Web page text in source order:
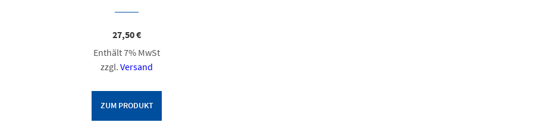
27,50€
Enthält 7% MwSt
zzgl.Versand
ZUM PRODUKT